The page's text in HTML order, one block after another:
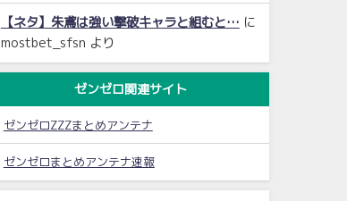
【ネタ】朱鳶は強い撃破キャラと組むと… に
mostbet_sfsn より
ゼンゼロ関連サイト
ゼンゼロZZZまとめアンテナ
ゼンゼロまとめアンテナ速報